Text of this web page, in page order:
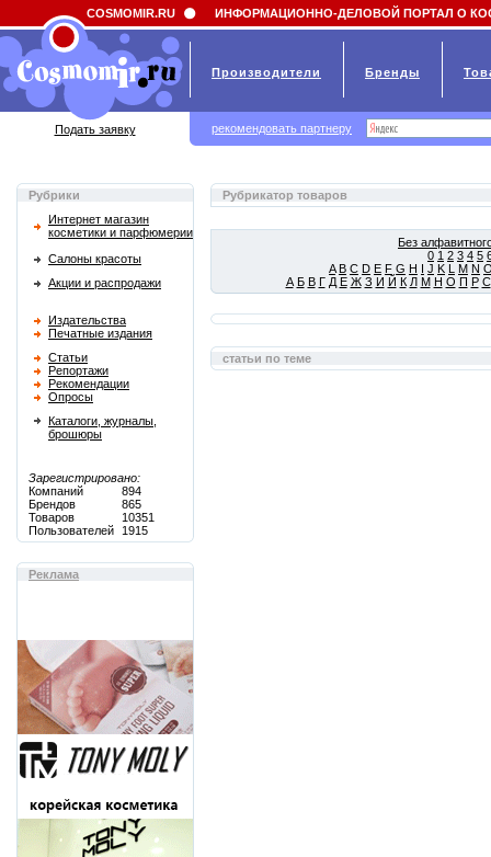
Field 'news_title' doesn't have a default value
Рубрики
Интернет магазин
косметики и парфюмерии
Салоны красоты
Акции и распродажи
Издательства
Печатные издания
Статьи
Репортажи
Рекомендации
Опросы
Каталоги, журналы,
брошюры
Зарегистрировано:
Компаний
894
Брендов
865
Товаров
10351
Пользователей
1915
Реклама
Рубрикатор товаров
Без
0 1 2 3 4 5
A B C D E F G H I J K L M N
А Б В Г Д Е Ж З И Й К Л М Н О П Р С
статьи по теме
COSMOMIR.RU ИНФОРМАЦИОННО-ДЕЛОВОЙ ПОРТАЛ О
Производители Бренды
Подать заявку рекомендовать партнеру